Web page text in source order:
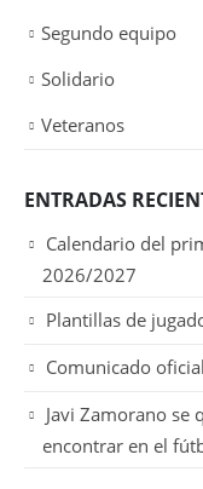
Segundo equipo
Solidario
Veteranos
ENTRADAS
Calendario del
2026/2027
Plantillas de
Comunicado
Javi Zamorano se
encontrar en el